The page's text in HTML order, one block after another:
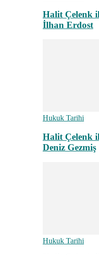
Halit Çelenk
İlhan Erdost
Hukuk Tarihi
Halit Çelenk
Deniz Gezmiş
Hukuk Tarihi